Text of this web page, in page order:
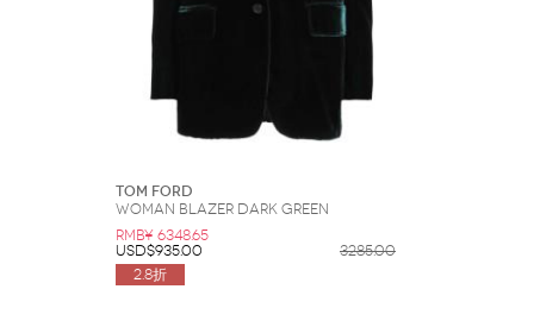
Tom Ford
Woman Blazer Dark green
RMB¥ 6348.65
USD$935.00
3285.00
2.8折